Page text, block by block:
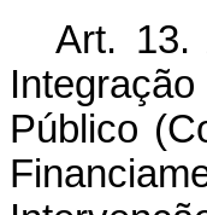
Art. 13.
Público